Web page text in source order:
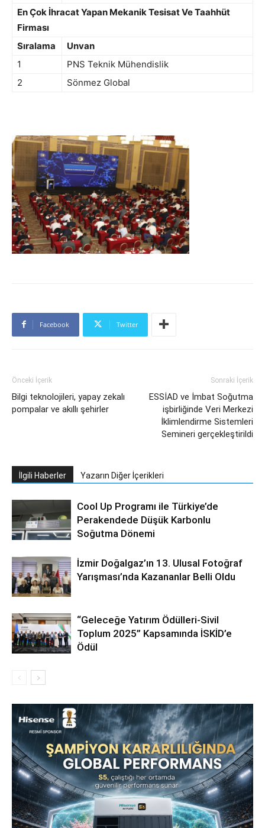
En Çok İhracat Yapan Mekanik Tesisat Ve Taahhüt
Firması
Sıralama
Unvan
1
PNS Teknik Mühendislik
2
Sönmez Global
Facebook Twitter
Önceki İçerik
Bilgi teknolojileri, yapay zekalı
pompalar ve akıllı şehirler
Sonraki İçerik
ESSİAD ve İmbat Soğutma
işbirliğinde Veri Merkezi
İklimlendirme Sistemleri
Semineri gerçekleştirildi
İlgili Haberler Yazarın Diğer İçerikleri
Cool Up Programı ile Türkiye’de
Perakendede Düşük Karbonlu
Soğutma Dönemi
İzmir Doğalgaz’ın 13. Ulusal Fotoğraf
Yarışması’nda Kazananlar Belli Oldu
“Geleceğe Yatırım Ödülleri-Sivil
Toplum 2025” Kapsamında İSKİD’e
Ödül